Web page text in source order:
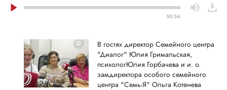
50:54
В гостях директор Семейного центра
"Диалог" Юлия Гримальская,
психологЮлия Горбачева и и. о.
замдиректора особого семейного
центра "Семь-Я" Ольга Котенева